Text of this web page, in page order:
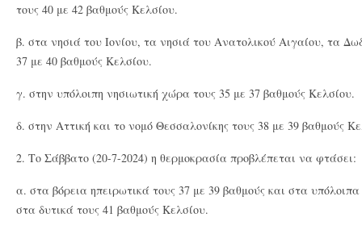
τους 40 με 42 βαθμούς Κελσίου.
β. στα νησιά του Ιονίου, τα νησιά του Ανατολικού Αιγαίου, τα
37 με 40 βαθμούς Κελσίου.
γ. στην υπόλοιπη νησιωτική χώρα τους 35 με 37 βαθμούς Κελσίου.
δ. στην Αττική και το νομό Θεσσαλονίκης τους 38 με 39 βαθμούς
2. Το Σάββατο (20-7-2024) η θερμοκρασία προβλέπεται να φτάσει:
α. στα βόρεια ηπειρωτικά τους 37 με 39 βαθμούς και στα
στα δυτικά τους 41 βαθμούς Κελσίου.